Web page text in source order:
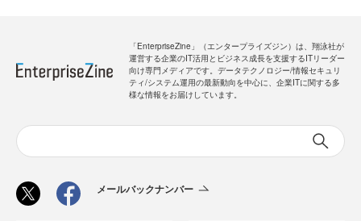
「EnterpriseZine」（エンタープライズジン）は、翔泳社が
運営する企業のIT活用とビジネス成長を支援するITリーダー
向け専門メディアです。データテクノロジー/情報セキュリ
ティ/システム運用の最新動向を中心に、企業ITに関する多
様な情報をお届けしています。
メールバックナンバー